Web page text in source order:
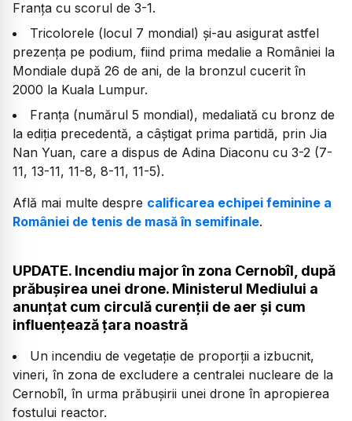
Franța cu scorul de 3-1.
Tricolorele (locul 7 mondial) și-au asigurat astfel
prezența pe podium, fiind prima medalie a României la
Mondiale după 26 de ani, de la bronzul cucerit în
2000 la Kuala Lumpur.
Franța (numărul 5 mondial), medaliată cu bronz de
la ediția precedentă, a câștigat prima partidă, prin Jia
Nan Yuan, care a dispus de Adina Diaconu cu 3-2 (7-
11, 13-11, 11-8, 8-11, 11-5).
Află mai multe despre calificarea echipei feminine a
României de tenis de masă în semifinale.
UPDATE. Incendiu major în zona Cernobîl, după
prăbușirea unei drone. Ministerul Mediului a
anunțat cum circulă curenții de aer și cum
influențează țara noastră
Un incendiu de vegetație de proporții a izbucnit,
vineri, în zona de excludere a centralei nucleare de la
Cernobîl, în urma prăbușirii unei drone în apropierea
fostului reactor.